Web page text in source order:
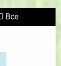
Все